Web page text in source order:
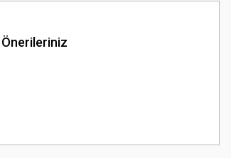
Önerileriniz